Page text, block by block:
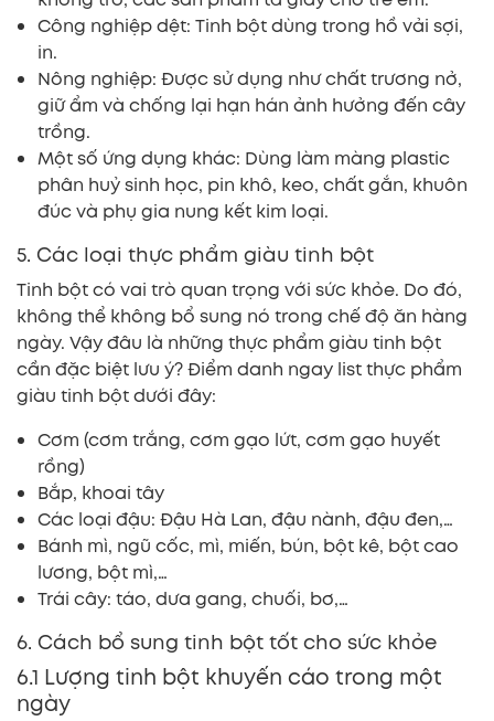
Công nghiệp dệt: Tinh bột dùng trong hồ vải sợi,
in.
Nông nghiệp: Được sử dụng như chất trương nở,
giữ ẩm và chống lại hạn hán ảnh hưởng đến cây
trồng.
Một số ứng dụng khác: Dùng làm màng plastic
phân huỷ sinh học, pin khô, keo, chất gắn, khuôn
đúc và phụ gia nung kết kim loại.
5. Các loại thực phẩm giàu tinh bột
Tinh bột có vai trò quan trọng với sức khỏe. Do đó,
không thể không bổ sung nó trong chế độ ăn hàng
ngày. Vậy đâu là những thực phẩm giàu tinh bột
cần đặc biệt lưu ý? Điểm danh ngay list thực phẩm
giàu tinh bột dưới đây:
Cơm (cơm trắng, cơm gạo lứt, cơm gạo huyết
rồng)
Bắp, khoai tây
Các loại đậu: Đậu Hà Lan, đậu nành, đậu đen,…
Bánh mì, ngũ cốc, mì, miến, bún, bột kê, bột cao
lương, bột mì,…
Trái cây: táo, dưa gang, chuối, bơ,…
6. Cách bổ sung tinh bột tốt cho sức khỏe
6.1 Lượng tinh bột khuyến cáo trong một
ngày